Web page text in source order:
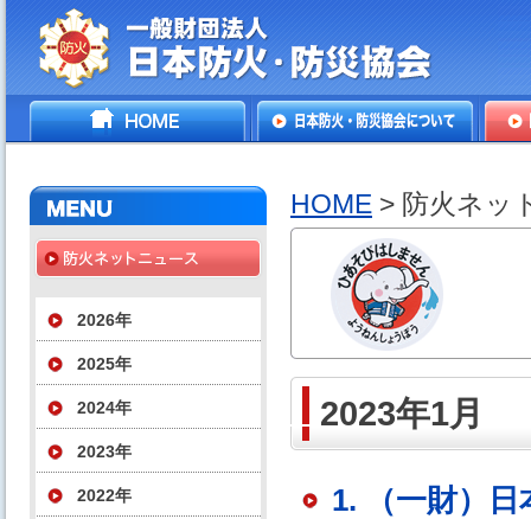
一般財団法人日本防火・防
HOME
2026年
2025年
2024年
2023年
2022年
HOME > 防火ネッ
2023年1月
1. （一財）